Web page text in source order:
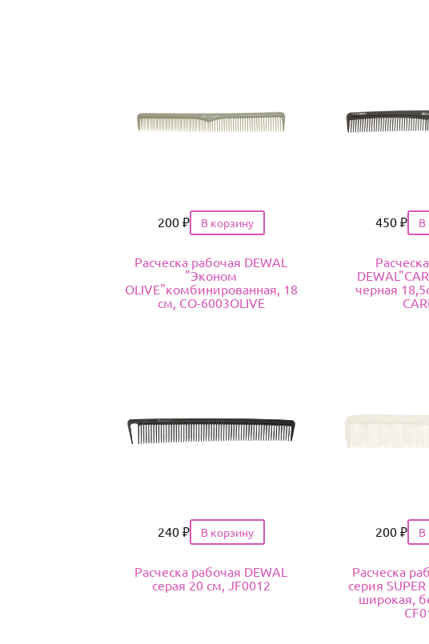
Цена
200 ₽
Расческа рабочая DEWAL
"Эконом
OLIVE"комбинированная, 18
см, CO-6003OLIVE
Цена
450 ₽
черная
Цена
240 ₽
Расческа рабочая DEWAL
серая 20 cм, JF0012
Цена
200 ₽
Расческа
серия
широкая,